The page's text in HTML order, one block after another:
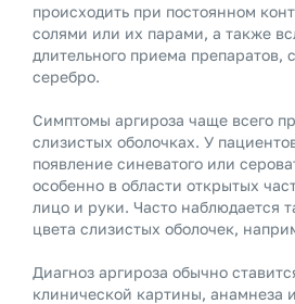
происходить при постоянном
солями или их парами, а также
длительного приема препаратов,
серебро.
Симптомы аргироза чаще всего
слизистых оболочках. У
появление синеватого или
особенно в области открытых
лицо и руки. Часто наблюдается
цвета слизистых оболочек,
Диагноз аргироза обычно
клинической картины, анамнеза